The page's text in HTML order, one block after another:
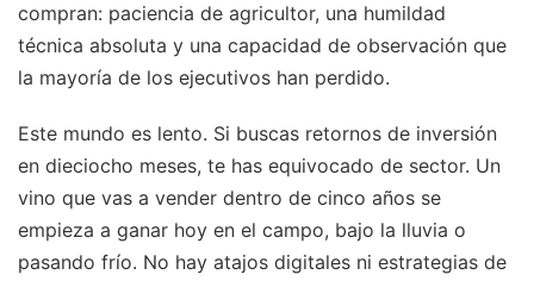
compran: paciencia de agricultor, una humildad
técnica absoluta y una capacidad de observación que
la mayoría de los ejecutivos han perdido.
Este mundo es lento. Si buscas retornos de inversión
en dieciocho meses, te has equivocado de sector. Un
vino que vas a vender dentro de cinco años se
empieza a ganar hoy en el campo, bajo la lluvia o
pasando frío. No hay atajos digitales ni estrategias de